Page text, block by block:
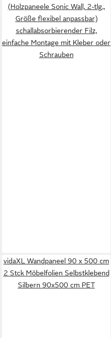
(Holzpaneele Sonic Wall, 2-tlg.,
Größe flexibel anpassbar)
schallabsorbierender Filz,
einfache Montage mit Kleber oder
Schrauben
vidaXL Wandpaneel 90 x 500 cm
2 Stck Möbelfolien Selbstklebend
Silbern 90x500 cm PET